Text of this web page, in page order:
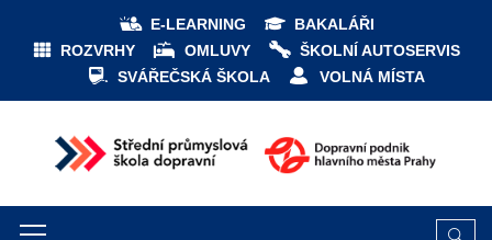
E-LEARNING
BAKALÁŘI
ROZVRHY
OMLUVY
ŠKOLNÍ AUTOSERVIS
SVÁŘEČSKÁ ŠKOLA
VOLNÁ MÍSTA